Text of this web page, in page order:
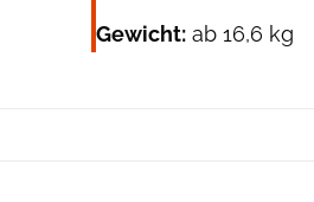
Gewicht: ab 16,6 kg